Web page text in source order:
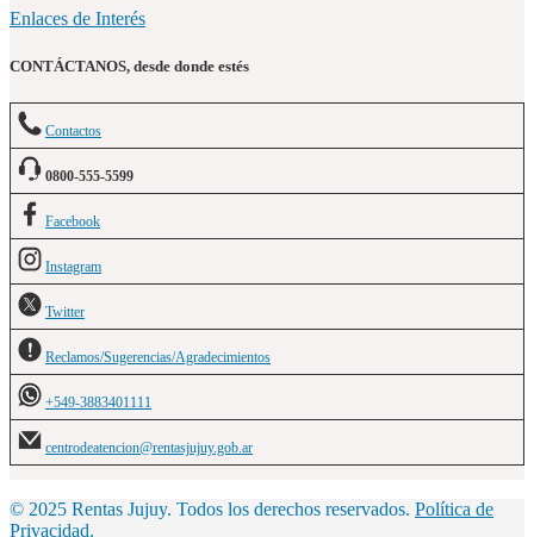
Enlaces de Interés
CONTÁCTANOS, desde donde estés
Contactos
0800-555-5599
Facebook
Instagram
Twitter
Reclamos/Sugerencias/Agradecimientos
+549-3883401111
centrodeatencion@rentasjujuy.gob.ar
© 2025 Rentas Jujuy. Todos los derechos reservados. Política de
Privacidad.